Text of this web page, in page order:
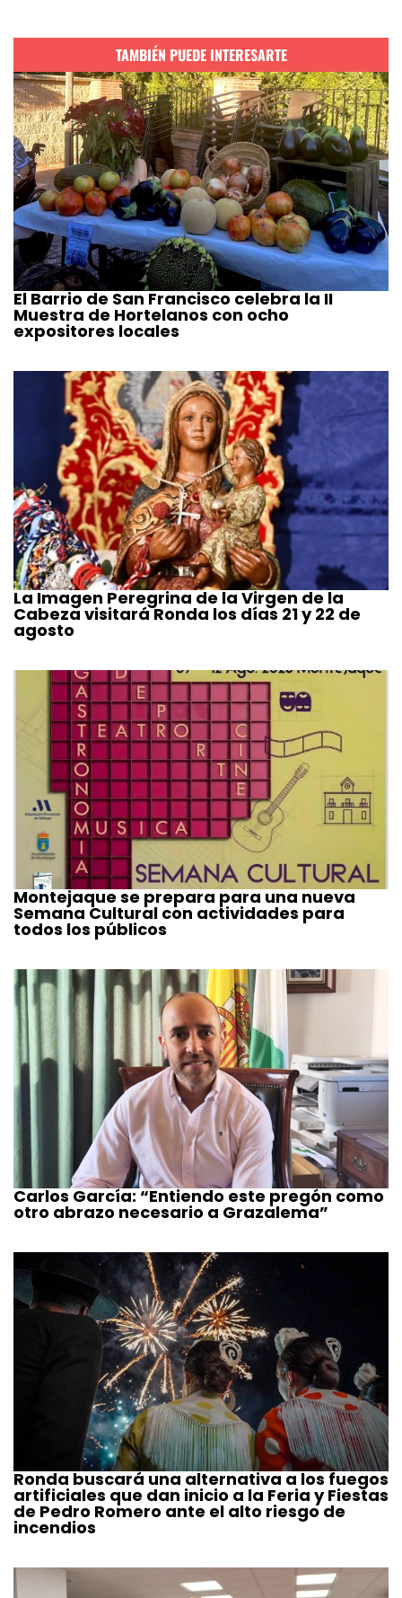
TAMBIÉN PUEDE INTERESARTE
El Barrio de San Francisco celebra la II
Muestra de Hortelanos con ocho
expositores locales
La Imagen Peregrina de la Virgen de la
Cabeza visitará Ronda los días 21 y 22 de
agosto
Montejaque se prepara para una nueva
Semana Cultural con actividades para
todos los públicos
Carlos García: “Entiendo este pregón como
otro abrazo necesario a Grazalema”
Ronda buscará una alternativa a los fuegos
artificiales que dan inicio a la Feria y Fiestas
de Pedro Romero ante el alto riesgo de
incendios